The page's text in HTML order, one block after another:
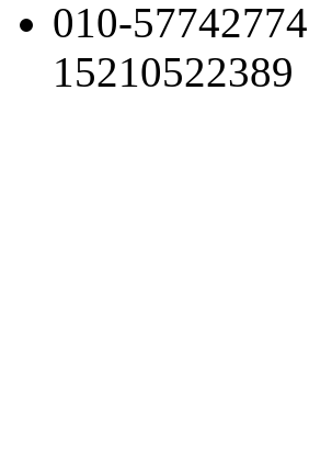
010-57742774
15210522389